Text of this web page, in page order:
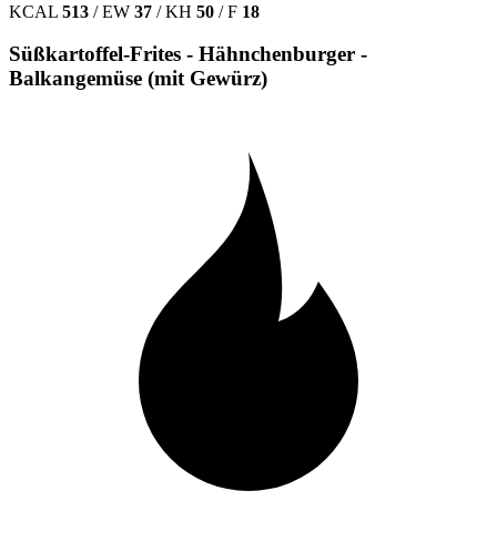
KCAL 513 / EW 37 / KH 50 / F 18
Süßkartoffel-Frites - Hähnchenburger -
Balkangemüse (mit Gewürz)